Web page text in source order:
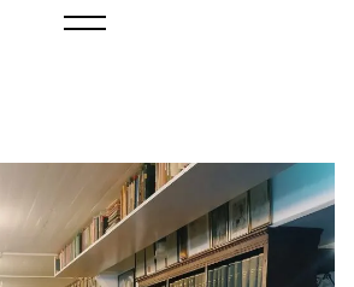
och anslutna föreningar
Kontakta AF
Studentgården i Skanör